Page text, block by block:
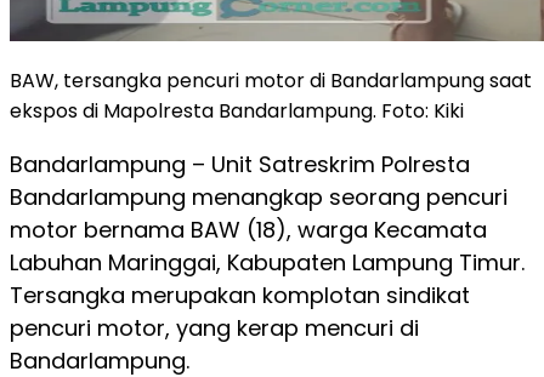
BAW, tersangka pencuri motor di Bandarlampung saat
ekspos di Mapolresta Bandarlampung. Foto: Kiki
Bandarlampung – Unit Satreskrim Polresta
Bandarlampung menangkap seorang pencuri
motor bernama BAW (18), warga Kecamata
Labuhan Maringgai, Kabupaten Lampung Timur.
Tersangka merupakan komplotan sindikat
pencuri motor, yang kerap mencuri di
Bandarlampung.